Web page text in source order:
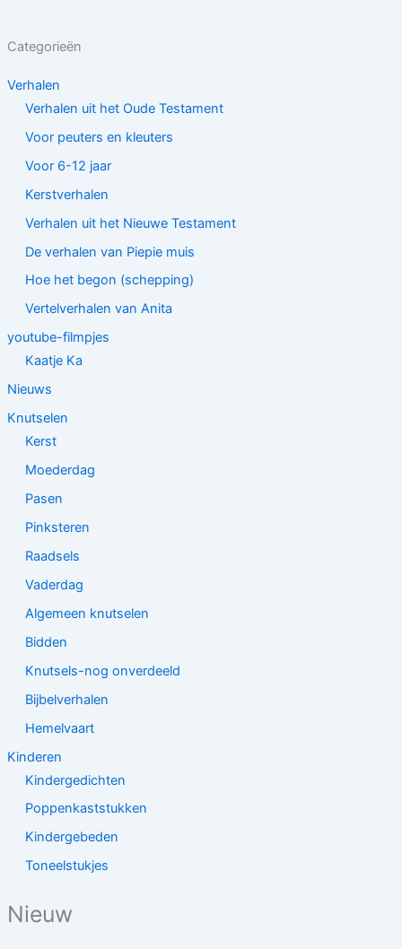
Categorieën
Verhalen
Verhalen uit het Oude Testament
Voor peuters en kleuters
Voor 6-12 jaar
Kerstverhalen
Verhalen uit het Nieuwe Testament
De verhalen van Piepie muis
Hoe het begon (schepping)
Vertelverhalen van Anita
youtube-filmpjes
Kaatje Ka
Nieuws
Knutselen
Kerst
Moederdag
Pasen
Pinksteren
Raadsels
Vaderdag
Algemeen knutselen
Bidden
Knutsels-nog onverdeeld
Bijbelverhalen
Hemelvaart
Kinderen
Kindergedichten
Poppenkaststukken
Kindergebeden
Toneelstukjes
Nieuw